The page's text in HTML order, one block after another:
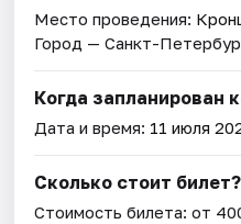
Место проведения:
Город — Санкт-
Когда запланирован
Дата и время: 11 июля
Сколько стоит билет?
Стоимость билета: от